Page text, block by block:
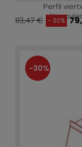
Perfil
113,47 € - 30%
-30%